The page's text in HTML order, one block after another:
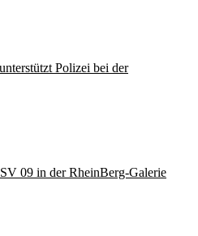
Polizei bei der
09 in der RheinBerg-Galerie